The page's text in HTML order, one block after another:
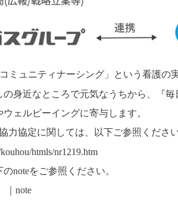
ミュニティナーシング」という看護の
身近なところで元気なうちから、『
ェルビーイングに寄与します。
力協定に関しては、以下ご参照ください
htmls/nr1219.htm
のnoteをご参照ください。
｜note